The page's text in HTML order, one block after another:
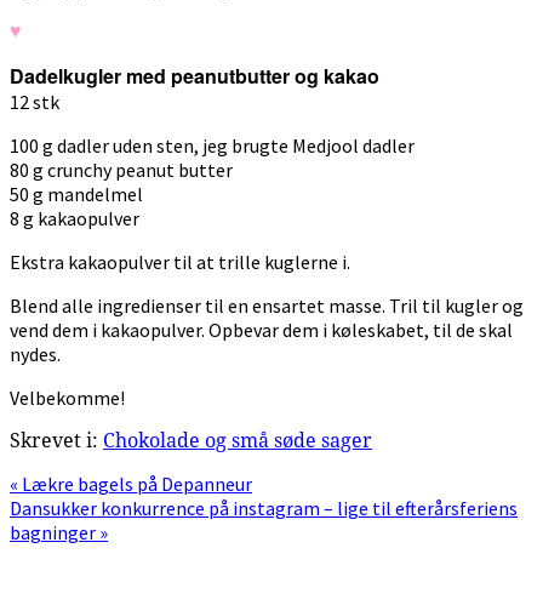
♥
Dadelkugler med peanutbutter og kakao
12 stk
100 g dadler uden sten, jeg brugte Medjool dadler
80 g crunchy peanut butter
50 g mandelmel
8 g kakaopulver
Ekstra kakaopulver til at trille kuglerne i.
Blend alle ingredienser til en ensartet masse. Tril til kugler og
vend dem i kakaopulver. Opbevar dem i køleskabet, til de skal
nydes.
Velbekomme!
Skrevet i: Chokolade og små søde sager
Previous
Post:
« Lækre bagels på Depanneur
Next
Post:
Dansukker konkurrence på instagram – lige til efterårsferiens
bagninger »